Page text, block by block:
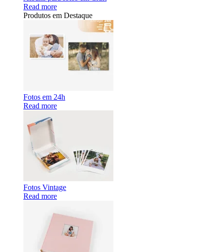
Read more
Produtos em Destaque
Fotos em 24h
Read more
Fotos Vintage
Read more